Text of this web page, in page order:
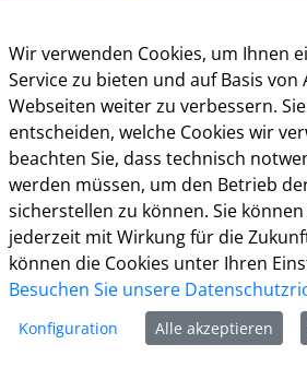
Telefon: +49 (0)214 406-0
Telefax: +49 (0)214 406-11004
postmaster@stadt.leverkusen.de
Öffnungszeiten
Die allgemeinen Servicezeiten der
(telefonische Erreichbarkeit) sind:
Montag bis Donnerstag: 8.30 bis
Freitag: 8.30 Uhr bis 13.30 Uhr
Wir verwenden Cookies, um Ihnen
Service zu bieten und auf Basis von
Webseiten weiter zu verbessern.
entscheiden, welche Cookies wir
beachten Sie, dass technisch
werden müssen, um den Betrieb
sicherstellen zu können. Sie
jederzeit mit Wirkung für die
können die Cookies unter Ihren
Besuchen Sie unsere
Konfiguration Alle akzeptieren